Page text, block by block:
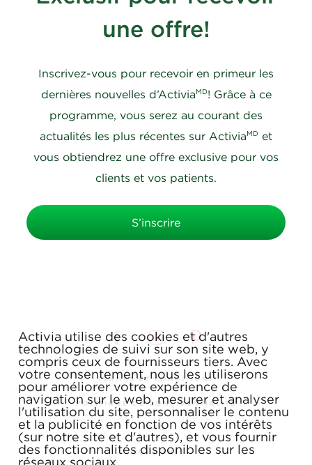
une offre!
Inscrivez-vous pour recevoir en primeur les
dernières nouvelles d’ActiviaMD! Grâce à ce
programme, vous serez au courant des
actualités les plus récentes sur ActiviaMD et
vous obtiendrez une offre exclusive pour vos
clients et vos patients.
S’inscrire
TERMES ET CONDITIONS
POLITIQUE DE CONFIDENTIALITÉ
FAQ
COUPONS
Activia utilise des cookies et d'autres
technologies de suivi sur son site web, y
compris ceux de fournisseurs tiers. Avec
votre consentement, nous les utiliserons
pour améliorer votre expérience de
navigation sur le web, mesurer et analyser
l'utilisation du site, personnaliser le contenu
et la publicité en fonction de vos intérêts
(sur notre site et d'autres), et vous fournir
des fonctionnalités disponibles sur les